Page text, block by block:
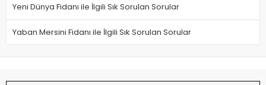
Yeni Dünya Fidanı ile İlgili Sık Sorulan Sorular
Yaban Mersini Fidanı ile İlgili Sık Sorulan Sorular